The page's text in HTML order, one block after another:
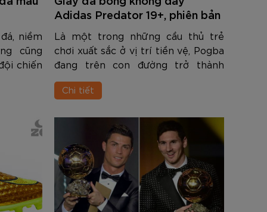
Cam
niềm
cũng
chiến
2019
đá
Adidas Predator 19+, phiên bản
Pogba
Là một trong những cầu thủ trẻ
chơi xuất sắc ở vị trí tiền vệ, Pogba
đang trên con đường trở thành
ngôi sao hàng đầu của bóng đá thế
giới. Hãng thể thao danh tiếng
...
Chi tiết